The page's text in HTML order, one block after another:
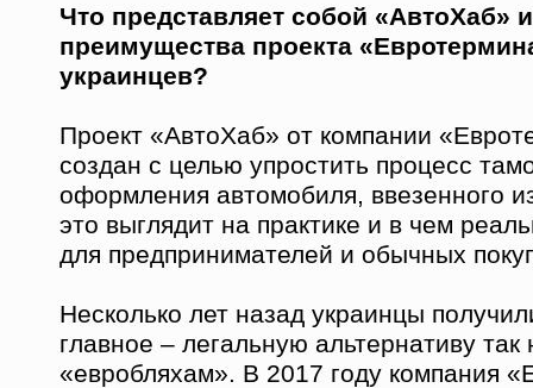
Что представляет собой «АвтоХаб»
преимущества проекта
украинцев?
Проект «АвтоХаб» от компании
создан с целью упростить процесс
оформления автомобиля, ввезенного
это выглядит на практике и в чем
для предпринимателей и обычных
Несколько лет назад украинцы
главное – легальную альтернативу
«евробляхам». В 2017 году компания